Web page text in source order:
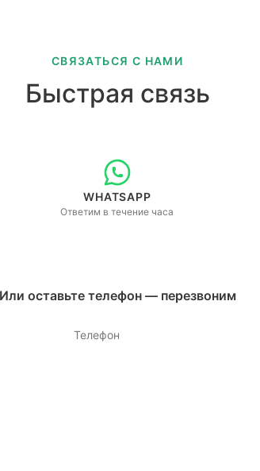
СВЯЗАТЬСЯ С НАМИ
Быстрая связь
WHATSAPP
Ответим в течение часа
Или оставьте телефон — перезвоним